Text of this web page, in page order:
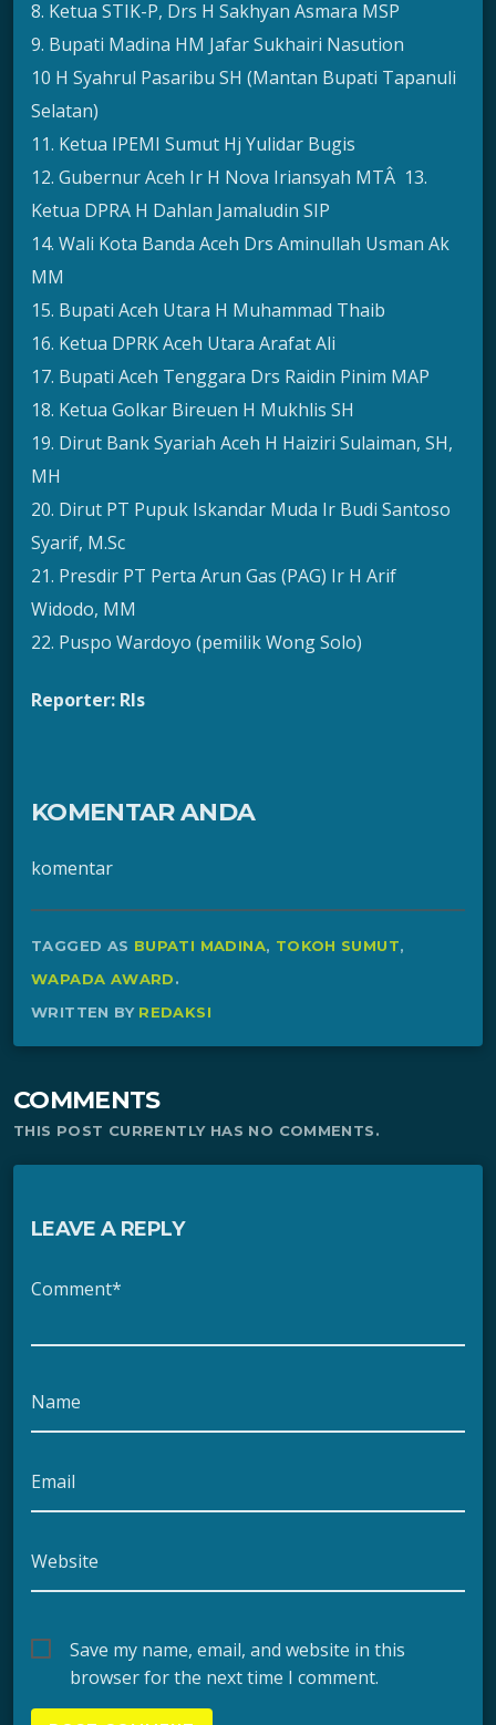
8. Ketua STIK-P, Drs H Sakhyan Asmara MSP
9. Bupati Madina HM Jafar Sukhairi Nasution
10 H Syahrul Pasaribu SH (Mantan Bupati Tapanuli
Selatan)
11. Ketua IPEMI Sumut Hj Yulidar Bugis
12. Gubernur Aceh Ir H Nova Iriansyah MTÂ 13.
Ketua DPRA H Dahlan Jamaludin SIP
14. Wali Kota Banda Aceh Drs Aminullah Usman Ak
MM
15. Bupati Aceh Utara H Muhammad Thaib
16. Ketua DPRK Aceh Utara Arafat Ali
17. Bupati Aceh Tenggara Drs Raidin Pinim MAP
18. Ketua Golkar Bireuen H Mukhlis SH
19. Dirut Bank Syariah Aceh H Haiziri Sulaiman, SH,
MH
20. Dirut PT Pupuk Iskandar Muda Ir Budi Santoso
Syarif, M.Sc
21. Presdir PT Perta Arun Gas (PAG) Ir H Arif
Widodo, MM
22. Puspo Wardoyo (pemilik Wong Solo)
Reporter: Rls
KOMENTAR ANDA
komentar
TAGGED AS BUPATI MADINA, TOKOH SUMUT,
WAPADA AWARD.
WRITTEN BY REDAKSI
COMMENTS
THIS POST CURRENTLY HAS NO COMMENTS.
LEAVE A REPLY
Comment*
Name
Email
Website
Save my name, email, and website in this
browser for the next time I comment.